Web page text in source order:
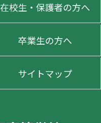
在校生・保護者の方へ
卒業生の方へ
サイトマップ